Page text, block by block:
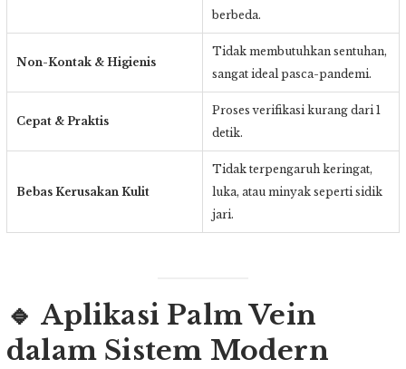
berbeda.
Non-Kontak & Higienis
Tidak membutuhkan sentuhan,
sangat ideal pasca-pandemi.
Cepat & Praktis
Proses verifikasi kurang dari 1
detik.
Bebas Kerusakan Kulit
Tidak terpengaruh keringat,
luka, atau minyak seperti sidik
jari.
🔹Aplikasi Palm Vein
dalam Sistem Modern